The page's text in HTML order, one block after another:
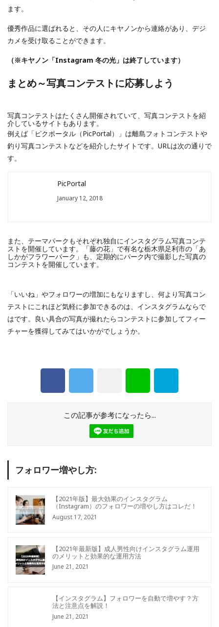
ます。
優秀作品に選ばれると、その人にキヤノンから連絡があり、デジ
カメを受け取ることができます。
（※キヤノン「Instagram 冬の光」は終了しています）
まとめ～写真コンテストに応募しよう
写真コンテストはたくさん開催されていて、写真コンテストを紹
介しているサイトもあります。
例えば「ピクポータル（PicPortal）」は離島フォトコンテストや
釣り写真コンテストなどを紹介したサイトです。URLは次の通りで
す。
PicPortal
January 12, 2018
また、テーマパークもそれぞれ独自にインスタグラム写真コンテ
ストを開催しています。「藤の花」で有名な栃木県足利市の「あ
しかがフラワーパーク」も、定期的にパーク内で撮影した写真の
コンテストを開催しています。
「いいね」やフォロワーの増加にもなりますし、何より写真コン
テストにこれほど気軽に参加できるのは、インスタグラムならで
はです。良い具合の写真が撮れたらコンテストに参加してフィー
チャーを獲得してみてはいかがでしょうか。
この記事が参考になったら...
フォロワー増やし方:
【2021年版】最大効果のインスタグラム
（Instagram）のフォロワーの増やし方はコレだ！
August 17, 2021
【2021年最新版】成人男性向けインスタグラム運用
のメリットと効果的な運用方法
June 21, 2021
【インスタグラム】フォロワーを自動で増やす？方
法と注意点を解説！
June 21, 2021